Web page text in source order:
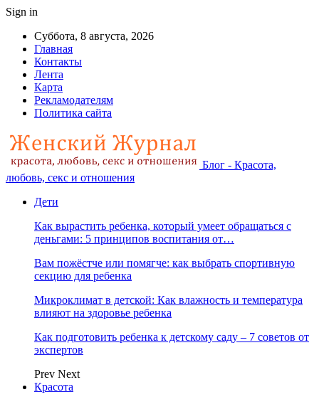
Sign in
Суббота, 8 августа, 2026
Главная
Контакты
Лента
Карта
Рекламодателям
Политика сайта
Блог - Красота,
любовь, секс и отношения
Дети
Как вырастить ребенка, который умеет обращаться с
деньгами: 5 принципов воспитания от…
Вам пожёстче или помягче: как выбрать спортивную
секцию для ребенка
Микроклимат в детской: Как влажность и температура
влияют на здоровье ребенка
Как подготовить ребенка к детскому саду – 7 советов от
экспертов
Prev Next
Красота